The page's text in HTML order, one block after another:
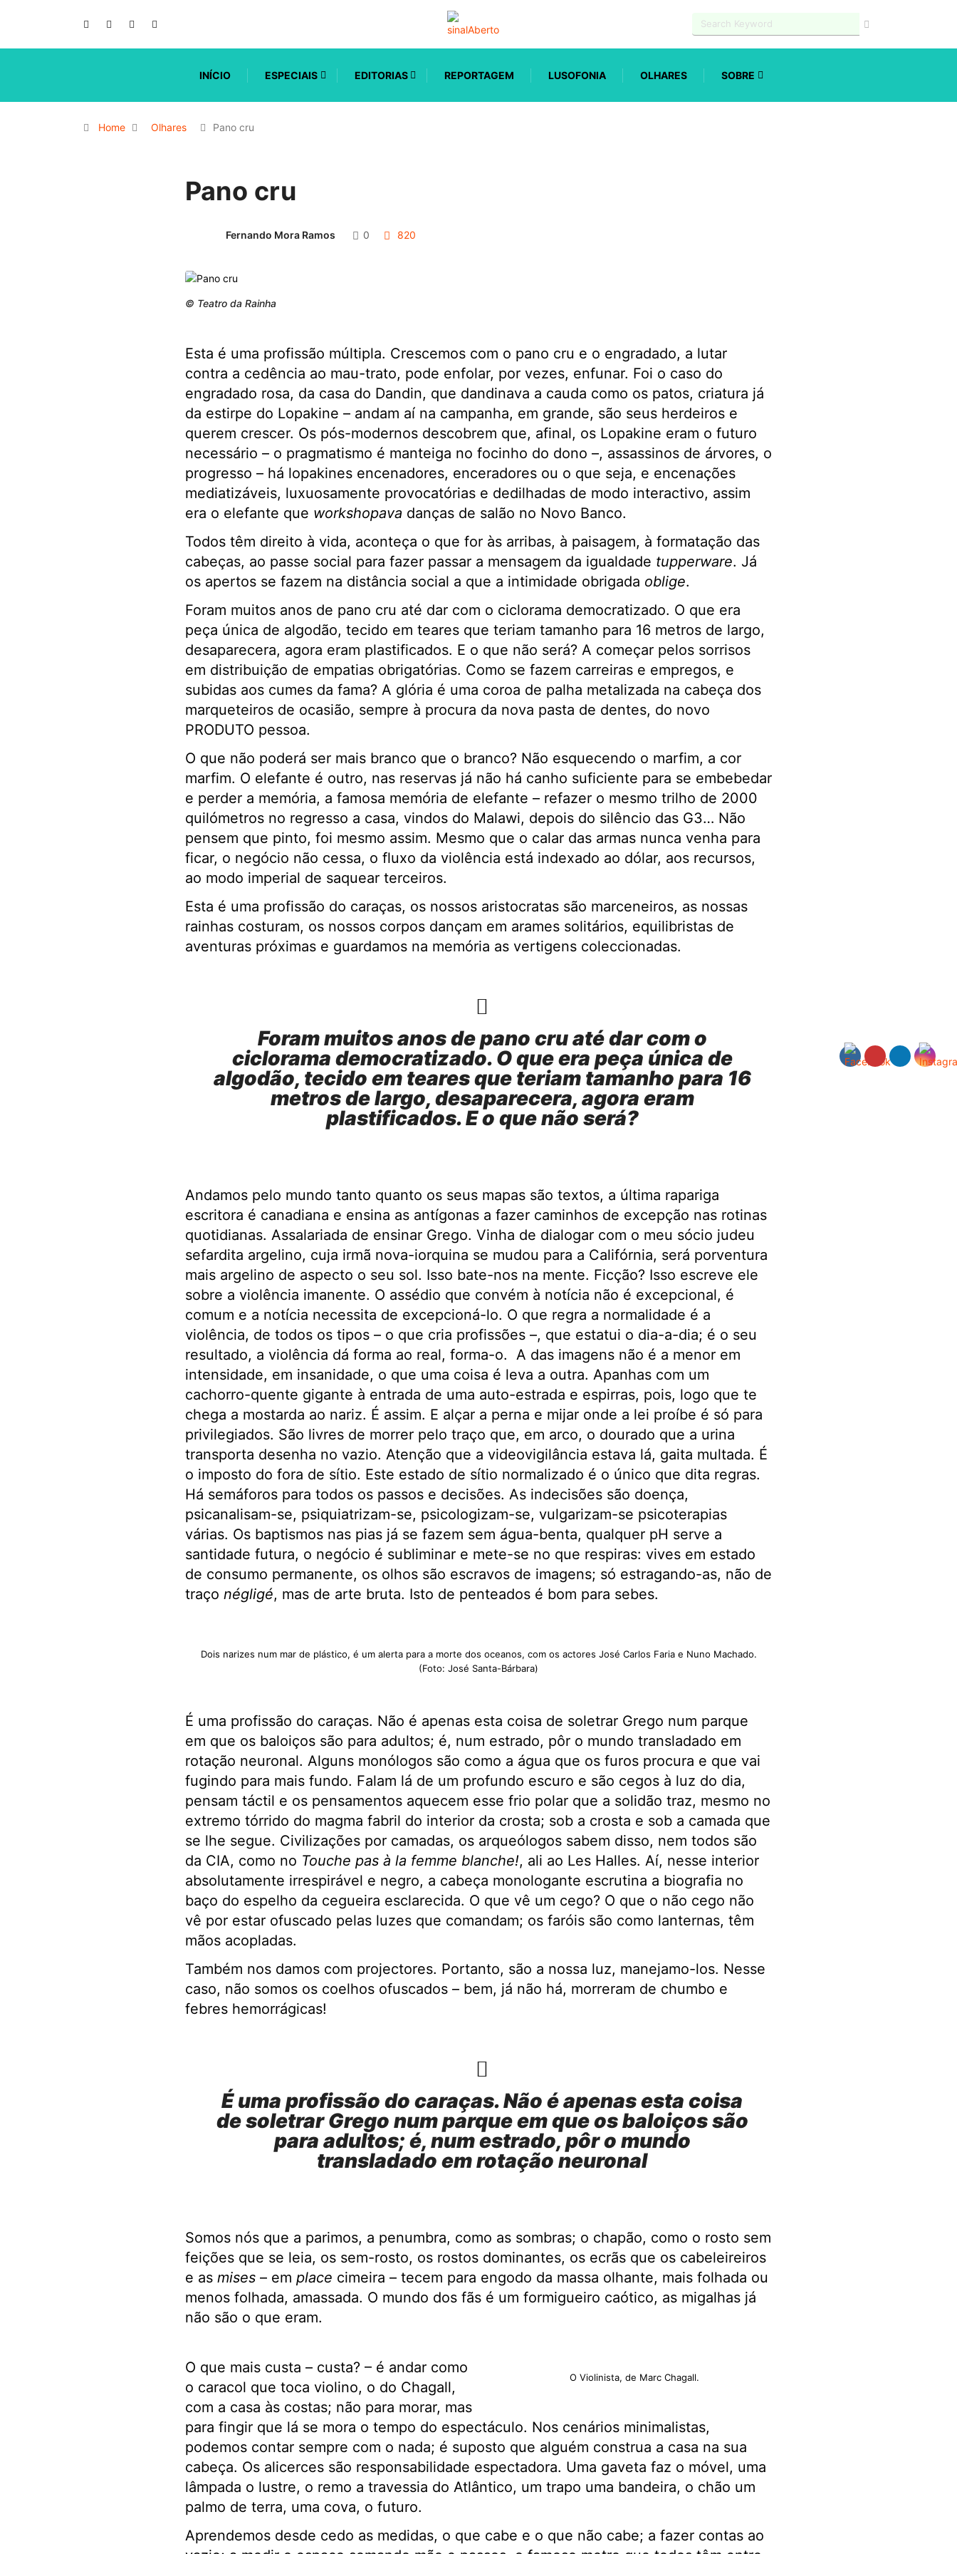
INÍCIO ESPECIAIS EDITORIAS REPORTAGEM LUSOFONIA OLHARES SOBRE
Home Olhares Pano cru
Pano cru
Fernando Mora Ramos 0 820
© Teatro da Rainha
Esta é uma profissão múltipla. Crescemos com o pano cru e o engradado, a lutar
contra a cedência ao mau-trato, pode enfolar, por vezes, enfunar. Foi o caso do
engradado rosa, da casa do Dandin, que dandinava a cauda como os patos, criatura já
da estirpe do Lopakine – andam aí na campanha, em grande, são seus herdeiros e
querem crescer. Os pós-modernos descobrem que, afinal, os Lopakine eram o futuro
necessário – o pragmatismo é manteiga no focinho do dono –, assassinos de árvores, o
progresso – há lopakines encenadores, enceradores ou o que seja, e encenações
mediatizáveis, luxuosamente provocatórias e dedilhadas de modo interactivo, assim
era o elefante que workshopava danças de salão no Novo Banco.
Todos têm direito à vida, aconteça o que for às arribas, à paisagem, à formatação das
cabeças, ao passe social para fazer passar a mensagem da igualdade tupperware. Já
os apertos se fazem na distância social a que a intimidade obrigada oblige.
Foram muitos anos de pano cru até dar com o ciclorama democratizado. O que era
peça única de algodão, tecido em teares que teriam tamanho para 16 metros de largo,
desaparecera, agora eram plastificados. E o que não será? A começar pelos sorrisos
em distribuição de empatias obrigatórias. Como se fazem carreiras e empregos, e
subidas aos cumes da fama? A glória é uma coroa de palha metalizada na cabeça dos
marqueteiros de ocasião, sempre à procura da nova pasta de dentes, do novo
PRODUTO pessoa.
O que não poderá ser mais branco que o branco? Não esquecendo o marfim, a cor
marfim. O elefante é outro, nas reservas já não há canho suficiente para se embebedar
e perder a memória, a famosa memória de elefante – refazer o mesmo trilho de 2000
quilómetros no regresso a casa, vindos do Malawi, depois do silêncio das G3… Não
pensem que pinto, foi mesmo assim. Mesmo que o calar das armas nunca venha para
ficar, o negócio não cessa, o fluxo da violência está indexado ao dólar, aos recursos,
ao modo imperial de saquear terceiros.
Esta é uma profissão do caraças, os nossos aristocratas são marceneiros, as nossas
rainhas costuram, os nossos corpos dançam em arames solitários, equilibristas de
aventuras próximas e guardamos na memória as vertigens coleccionadas.
Foram muitos anos de pano cru até dar com o
ciclorama democratizado. O que era peça única de
algodão, tecido em teares que teriam tamanho para 16
metros de largo, desaparecera, agora eram
plastificados. E o que não será?
Andamos pelo mundo tanto quanto os seus mapas são textos, a última rapariga
escritora é canadiana e ensina as antígonas a fazer caminhos de excepção nas rotinas
quotidianas. Assalariada de ensinar Grego. Vinha de dialogar com o meu sócio judeu
sefardita argelino, cuja irmã nova-iorquina se mudou para a Califórnia, será porventura
mais argelino de aspecto o seu sol. Isso bate-nos na mente. Ficção? Isso escreve ele
sobre a violência imanente. O assédio que convém à notícia não é excepcional, é
comum e a notícia necessita de excepcioná-lo. O que regra a normalidade é a
violência, de todos os tipos – o que cria profissões –, que estatui o dia-a-dia; é o seu
resultado, a violência dá forma ao real, forma-o. A das imagens não é a menor em
intensidade, em insanidade, o que uma coisa é leva a outra. Apanhas com um
cachorro-quente gigante à entrada de uma auto-estrada e espirras, pois, logo que te
chega a mostarda ao nariz. É assim. E alçar a perna e mijar onde a lei proíbe é só para
privilegiados. São livres de morrer pelo traço que, em arco, o dourado que a urina
transporta desenha no vazio. Atenção que a videovigilância estava lá, gaita multada. É
o imposto do fora de sítio. Este estado de sítio normalizado é o único que dita regras.
Há semáforos para todos os passos e decisões. As indecisões são doença,
psicanalisam-se, psiquiatrizam-se, psicologizam-se, vulgarizam-se psicoterapias
várias. Os baptismos nas pias já se fazem sem água-benta, qualquer pH serve a
santidade futura, o negócio é subliminar e mete-se no que respiras: vives em estado
de consumo permanente, os olhos são escravos de imagens; só estragando-as, não de
traço négligé, mas de arte bruta. Isto de penteados é bom para sebes.
Dois narizes num mar de plástico, é um alerta para a morte dos oceanos, com os actores José Carlos Faria e Nuno Machado.
(Foto: José Santa-Bárbara)
É uma profissão do caraças. Não é apenas esta coisa de soletrar Grego num parque
em que os baloiços são para adultos; é, num estrado, pôr o mundo transladado em
rotação neuronal. Alguns monólogos são como a água que os furos procura e que vai
fugindo para mais fundo. Falam lá de um profundo escuro e são cegos à luz do dia,
pensam táctil e os pensamentos aquecem esse frio polar que a solidão traz, mesmo no
extremo tórrido do magma fabril do interior da crosta; sob a crosta e sob a camada que
se lhe segue. Civilizações por camadas, os arqueólogos sabem disso, nem todos são
da CIA, como no Touche pas à la femme blanche!, ali ao Les Halles. Aí, nesse interior
absolutamente irrespirável e negro, a cabeça monologante escrutina a biografia no
baço do espelho da cegueira esclarecida. O que vê um cego? O que o não cego não
vê por estar ofuscado pelas luzes que comandam; os faróis são como lanternas, têm
mãos acopladas.
Também nos damos com projectores. Portanto, são a nossa luz, manejamo-los. Nesse
caso, não somos os coelhos ofuscados – bem, já não há, morreram de chumbo e
febres hemorrágicas!
É uma profissão do caraças. Não é apenas esta coisa
de soletrar Grego num parque em que os baloiços são
para adultos; é, num estrado, pôr o mundo
transladado em rotação neuronal
Somos nós que a parimos, a penumbra, como as sombras; o chapão, como o rosto sem
feições que se leia, os sem-rosto, os rostos dominantes, os ecrãs que os cabeleireiros
e as mises – em place cimeira – tecem para engodo da massa olhante, mais folhada ou
menos folhada, amassada. O mundo dos fãs é um formigueiro caótico, as migalhas já
não são o que eram.
O Violinista, de Marc Chagall.
O que mais custa – custa? – é andar como
o caracol que toca violino, o do Chagall,
com a casa às costas; não para morar, mas
para fingir que lá se mora o tempo do espectáculo. Nos cenários minimalistas,
podemos contar sempre com o nada; é suposto que alguém construa a casa na sua
cabeça. Os alicerces são responsabilidade espectadora. Uma gaveta faz o móvel, uma
lâmpada o lustre, o remo a travessia do Atlântico, um trapo uma bandeira, o chão um
palmo de terra, uma cova, o futuro.
Aprendemos desde cedo as medidas, o que cabe e o que não cabe; a fazer contas ao